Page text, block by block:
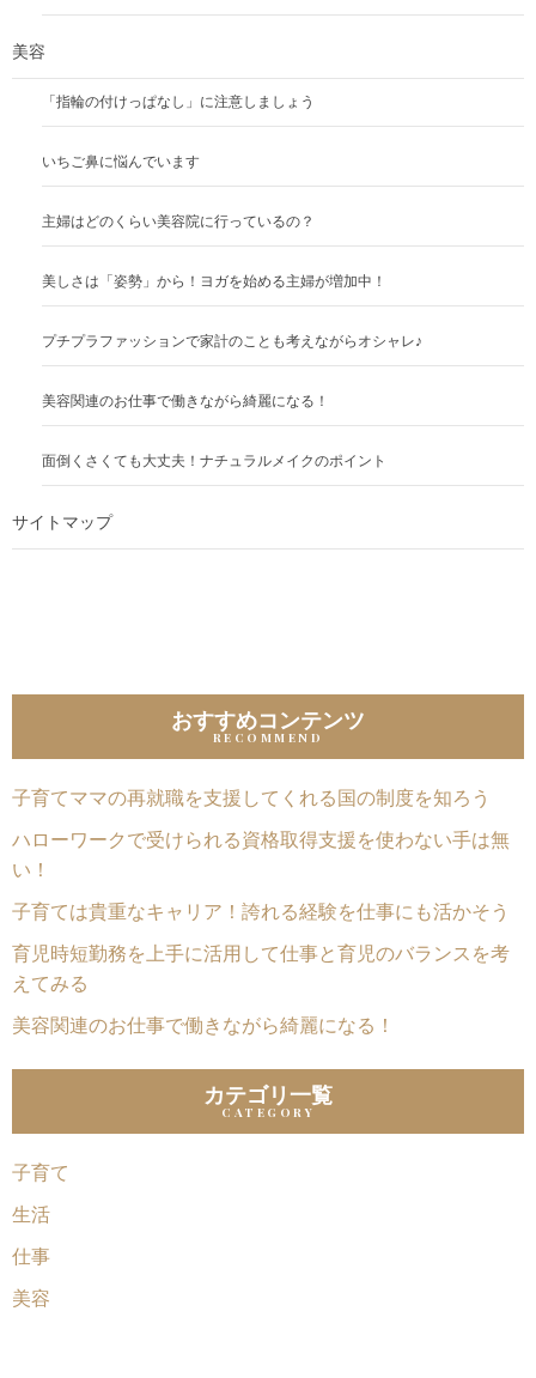
美容
「指輪の付けっぱなし」に注意しましょう
いちご鼻に悩んでいます
主婦はどのくらい美容院に行っているの？
美しさは「姿勢」から！ヨガを始める主婦が増加中！
プチプラファッションで家計のことも考えながらオシャレ♪
美容関連のお仕事で働きながら綺麗になる！
面倒くさくても大丈夫！ナチュラルメイクのポイント
サイトマップ
おすすめコンテンツ
子育てママの再就職を支援してくれる国の制度を知ろう
ハローワークで受けられる資格取得支援を使わない手は無
い！
子育ては貴重なキャリア！誇れる経験を仕事にも活かそう
育児時短勤務を上手に活用して仕事と育児のバランスを考
えてみる
美容関連のお仕事で働きながら綺麗になる！
カテゴリ一覧
子育て
生活
仕事
美容